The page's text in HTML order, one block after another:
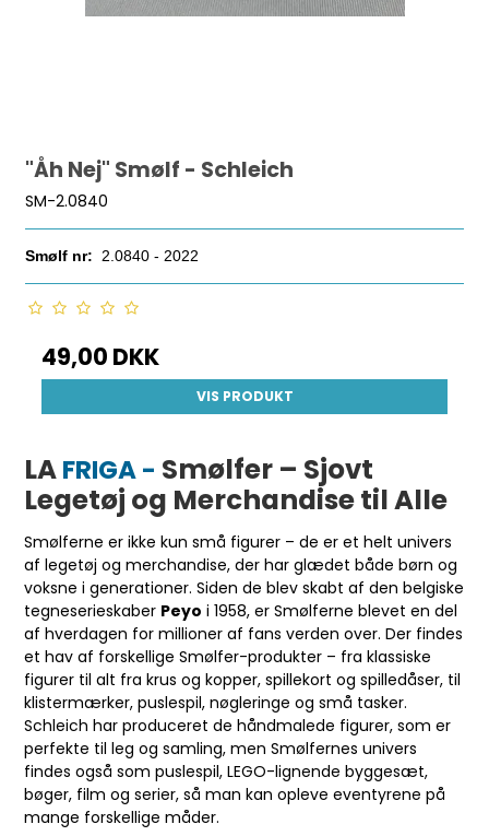
"Åh Nej" Smølf - Schleich
SM-2.0840
Smølf nr: 2.0840 - 2022
49,00 DKK
VIS PRODUKT
LAFRIGA - Smølfer – Sjovt
Legetøj og Merchandise til Alle
Smølferne er ikke kun små figurer – de er et helt univers
af legetøj og merchandise, der har glædet både børn og
voksne i generationer. Siden de blev skabt af den belgiske
tegneserieskaber Peyo i 1958, er Smølferne blevet en del
af hverdagen for millioner af fans verden over. Der findes
et hav af forskellige Smølfer-produkter – fra klassiske
figurer til alt fra krus og kopper, spillekort og spilledåser, til
klistermærker, puslespil, nøgleringe og små tasker.
Schleich har produceret de håndmalede figurer, som er
perfekte til leg og samling, men Smølfernes univers
findes også som puslespil, LEGO-lignende byggesæt,
bøger, film og serier, så man kan opleve eventyrene på
mange forskellige måder.